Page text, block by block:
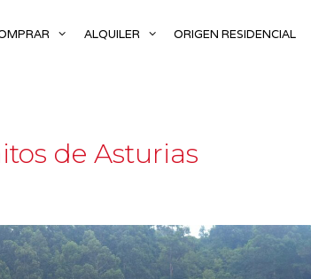
ALQUILER ORIGEN RESIDENCIAL
de Asturias